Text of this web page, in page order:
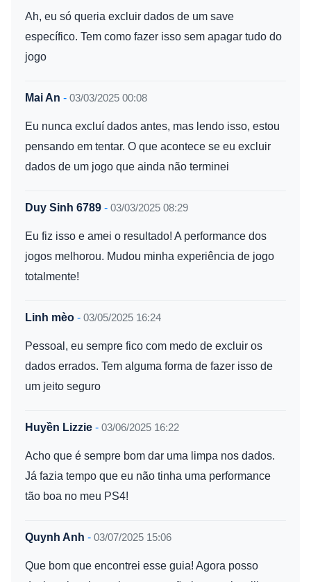
Ah, eu só queria excluir dados de um save
específico. Tem como fazer isso sem apagar tudo do
jogo
Mai An - 03/03/2025 00:08
Eu nunca excluí dados antes, mas lendo isso, estou
pensando em tentar. O que acontece se eu excluir
dados de um jogo que ainda não terminei
Duy Sinh 6789 - 03/03/2025 08:29
Eu fiz isso e amei o resultado! A performance dos
jogos melhorou. Mudou minha experiência de jogo
totalmente!
Linh mèo - 03/05/2025 16:24
Pessoal, eu sempre fico com medo de excluir os
dados errados. Tem alguma forma de fazer isso de
um jeito seguro
Huyền Lizzie - 03/06/2025 16:22
Acho que é sempre bom dar uma limpa nos dados.
Já fazia tempo que eu não tinha uma performance
tão boa no meu PS4!
Quynh Anh - 03/07/2025 15:06
Que bom que encontrei esse guia! Agora posso